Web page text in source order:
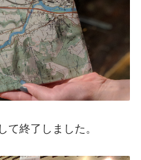
終了しました。